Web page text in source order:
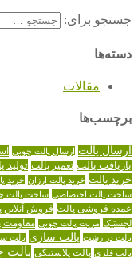
جستجو برای:
دسته‌ها
مقالات
برچسب‌ها
ارسال پالت ارسال پالت چوبی
بازیافت پالت تعمیر پالت تولید
خرید پالت خرید پالت ارزان خرید
ساخت پالت اختصاصی ساخت پالت
عمده فروشی پالت فروش آنلاین
لجستیک مزیت پالت چوبی مقاومت
پالت در رشت پالت سازی پالت
پالت فلزی پالت پلاستیکی پالت